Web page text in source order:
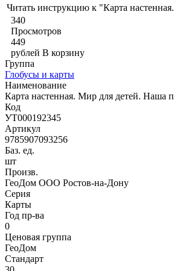
Читать инструкцию к "Карта
340
Просмотров
449
рублей В корзину
Группа
Глобусы и карты
Наименование
Карта настенная. Мир для детей. Наша
Код
УТ000192345
Артикул
9785907093256
Баз. ед.
шт
Произв.
ГеоДом ООО Ростов-на-Дону
Серия
Карты
Год пр-ва
0
Ценовая группа
ГеоДом
Стандарт